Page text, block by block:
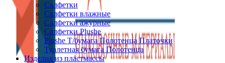
Салфетки
Салфетки влажные
Салфетки ажурные
Салфетки Plushe
Plushe Т/бумага Полотенца Платочки
Туалетная бумага Полотенца
Изделия из пластмассы